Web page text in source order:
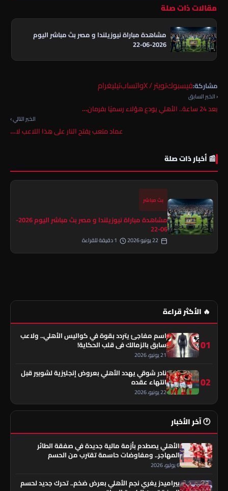
مقالات ذات صلة
مشاهدة مباراة نيوزيلندا و مصر بث مباشر اليوم
2026-06-22
مشاركة:فيسبوكتويتر / X واتسابتيليغرام
‹ الخبر السابق
بعد 24 ساعة.. الأهلي يودع هؤلاء رسميًا بفرمان…
الخبر التالي ›
عماد متعب يفتح النار على هذا اللاعب لا…
📰 أخبار ذات صلة
بث مباشر
مشاهدة مباراة نيوزيلندا و مصر بث مباشر اليوم 2026-
06-22
🔥 الأكثر قراءة
01
اسم مفاجئ يتردد بقوة في كواليس الأهلي.. ولاعب
سابق بالزمالك في قلب الحكاية!
21 يونيو، 2026
02
نادر شوقي يهدد الأهلي بعروض إنجليزية لشوبير قبل
انتهاء عقده
22 يونيو، 2026
🕐 آخر الأخبار
الأهلي يصطدم بأزمة مالية جديدة في صفقة الطائر
المهاجر.. ومفاوضات حاسمة تقترب من الحسم
6 يوليو، 2026
بيراميدز يغري نجم الأهلي بعرض ضخم.. تحرك جديد لحسم